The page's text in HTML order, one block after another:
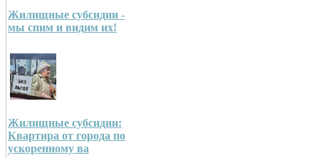
Жилищные субсидии -
мы спим и видим их!
Жилищные субсидии:
Квартира от города по
ускоренному ва